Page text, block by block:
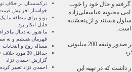
گرفته و حال خود را خوب
محبوبه عباسقلی‌زاده
هستند و از پنجشنبه
است.
مریم خبرهای منتشر شده مبنی بر صدور وثیقه 200 میلیونی
داشت که در تهیه این
ترکمنستان بر خلاف
خواستار افزایش
بوتو برای منطقه ما
قابل انکار بود
ما هنوز به دنبال
قهرمان هستيم و نه
مساله روح و انتخابات
حداقل 20 مورد
گزارش احمدی نژاد
احمدی نژاد تغییر